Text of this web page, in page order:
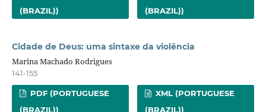
(BRAZIL))
(BRAZIL))
Cidade de Deus: uma sintaxe da violência
Marina Machado Rodrigues
141-155
PDF (PORTUGUESE
(BRAZIL))
XML (PORTUGUESE
(BRAZIL))